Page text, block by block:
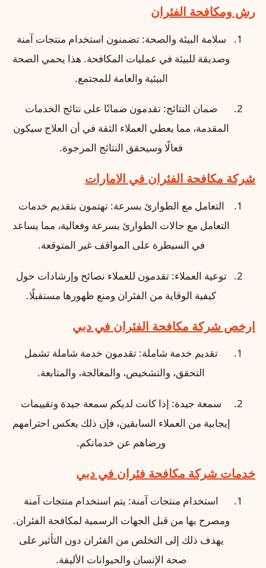
رش ومكافحة الفئران
سلامة البيئة والصحة: تضمنون استخدام منتجات آمنة
وصديقة للبيئة في عمليات المكافحة. هذا يحمي الصحة
البيئية والعامة للمجتمع.
ضمان النتائج: تقدمون ضمانًا على نتائج الخدمات
المقدمة، مما يعطي العملاء الثقة في أن العلاج سيكون
فعالًا وسيحقق النتائج المرجوة.
شركة مكافحة الفئران في الامارات
التعامل مع الطوارئ بسرعة: تهتمون بتقديم خدمات
التعامل مع حالات الطوارئ بسرعة وفعالية، مما يساعد
في السيطرة على المواقف غير المتوقعة.
توعية العملاء: تقدمون للعملاء نصائح وإرشادات حول
كيفية الوقاية من الفئران ومنع ظهورها مستقبلًا.
ارخص شركة مكافحة الفئران في دبي
تقديم خدمة شاملة: تقدمون خدمة شاملة تشمل
التحقق، والتشخيص، والمعالجة، والمتابعة.
سمعة جيدة: إذا كانت لديكم سمعة جيدة وتقييمات
إيجابية من العملاء السابقين، فإن ذلك يعكس احترامهم
ورضاهم عن خدماتكم.
خدمات شركة مكافحة فئران في دبي
استخدام منتجات آمنة: يتم استخدام منتجات آمنة
ومصرح بها من قبل الجهات الرسمية لمكافحة الفئران.
يهدف ذلك إلى التخلص من الفئران دون التأثير على
صحة الإنسان والحيوانات الأليفة.